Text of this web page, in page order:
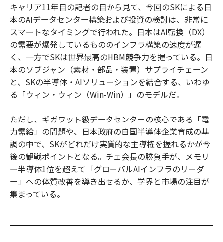
キャリア11年目の記者の目から見て、今回のSKによる日
本のAIデータセンター構築および投資の検討は、非常に
スマートなタイミングで行われた。日本はAI転換（DX）
の需要が爆発しているもののインフラ構築の速度が遅
く、一方でSKは世界最高のHBM競争力を握っている。日
本のソブジャン（素材・部品・装置）サプライチェーン
と、SKの半導体・AIソリューションを結合する、いわゆ
る「ウィン・ウィン（Win-Win）」のモデルだ。
ただし、ギガワット級データセンターの核心である「電
力需給」の問題や、日本政府の自国半導体企業育成の基
調の中で、SKがどれだけ実質的な主導権を握れるかが今
後の観戦ポイントとなる。チェ会長の勝負手が、メモリ
ー半導体1位を超えて「グローバルAIインフラのリーダ
ー」への体質改善を導き出せるか、学界と市場の注目が
集まっている。